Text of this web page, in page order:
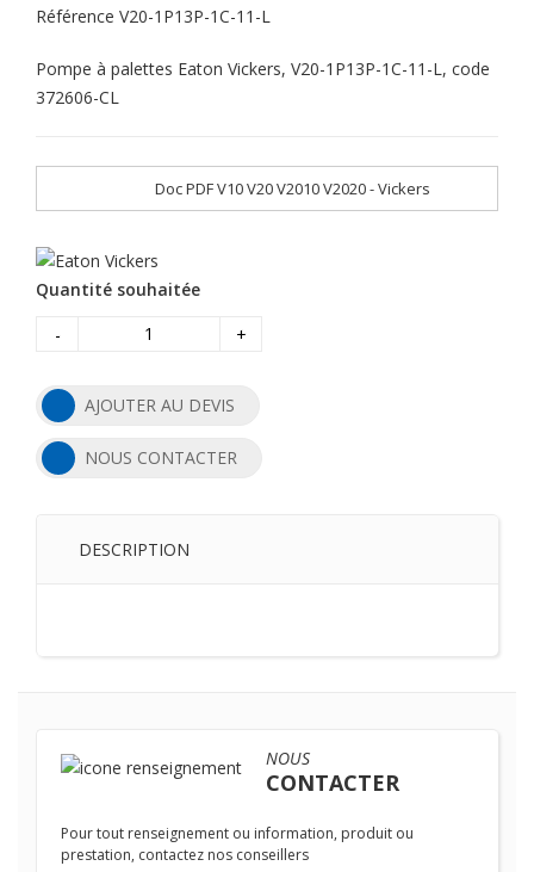
Référence V20-1P13P-1C-11-L
Pompe à palettes Eaton Vickers, V20-1P13P-1C-11-L, code
372606-CL
Doc PDF V10 V20 V2010 V2020 - Vickers
Quantité souhaitée
-
+
AJOUTER AU DEVIS
NOUS CONTACTER
DESCRIPTION
NOUS
CONTACTER
Pour tout renseignement ou information, produit ou
prestation, contactez nos conseillers